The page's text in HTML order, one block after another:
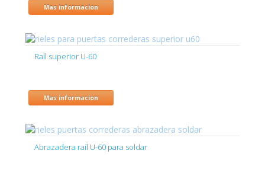
Mas informacion
Raíl superior U-60
Mas informacion
Abrazadera raíl U-60 para soldar